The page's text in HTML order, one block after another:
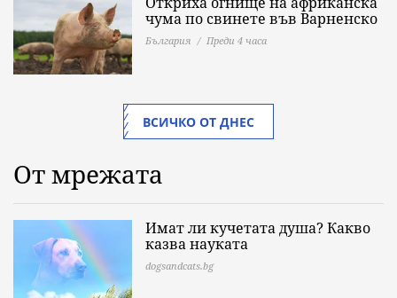
чума по свинете във Варненско
България Преди 4 часа
ВСИЧКО ОТ ДНЕС
От мрежата
Имат ли кучетата душа? Какво
казва науката
dogsandcats.bg